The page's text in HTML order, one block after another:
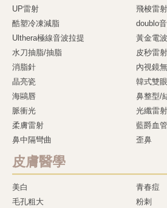
UP雷射
飛梭雷射
酷塑冷凍減脂
doublo
Ulthera極線音波拉提
黃金電
水刀抽脂/抽脂
皮秒雷射
消脂針
內視鏡
晶亮瓷
韓式雙
海鷗唇
鼻整型/
脈衝光
光纖雷
柔膚雷射
藍爵血
鼻中隔彎曲
歪鼻
皮膚醫學
美白
青春痘
毛孔粗大
粉刺